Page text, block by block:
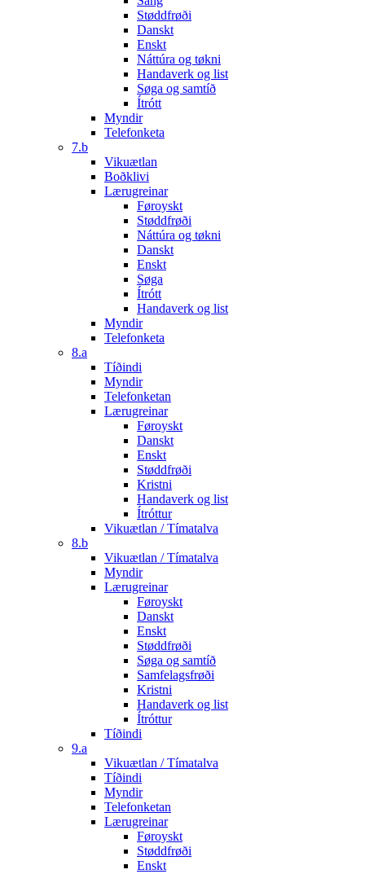
Støddfrøði
Danskt
Enskt
Náttúra og tøkni
Handaverk og list
Søga og samtíð
Ítrótt
Myndir
Telefonketa
7.b
Vikuætlan
Boðklivi
Lærugreinar
Føroyskt
Støddfrøði
Náttúra og tøkni
Danskt
Enskt
Søga
Ítrótt
Handaverk og list
Myndir
Telefonketa
8.a
Tíðindi
Myndir
Telefonketan
Lærugreinar
Føroyskt
Danskt
Enskt
Støddfrøði
Kristni
Handaverk og list
Ítróttur
Vikuætlan / Tímatalva
8.b
Vikuætlan / Tímatalva
Myndir
Lærugreinar
Føroyskt
Danskt
Enskt
Støddfrøði
Søga og samtíð
Samfelagsfrøði
Kristni
Handaverk og list
Ítróttur
Tíðindi
9.a
Vikuætlan / Tímatalva
Tíðindi
Myndir
Telefonketan
Lærugreinar
Føroyskt
Støddfrøði
Enskt